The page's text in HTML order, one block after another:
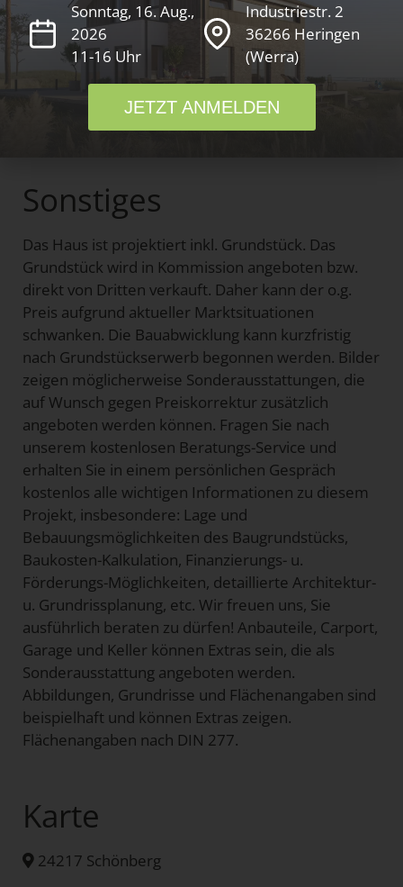
Alle Architekturbauteile ansehen
Sonstiges
Das Haus ist projektiert inkl. Grundstück. Das
Grundstück wird in Kommission angeboten bzw.
direkt von Dritten verkauft. Daher kann der o.g.
Preis aufgrund aktueller Marktsituationen
schwanken. Die Bauabwicklung kann kurzfristig
nach Grundstückserwerb begonnen werden. Bilder
zeigen möglicherweise Sonderausstattungen, die
auf Wunsch gegen Preiskorrektur zusätzlich
angeboten werden können. Fragen Sie nach
unserem kostenlosen Beratungs-Service und
erhalten Sie in einem persönlichen Gespräch
kostenlos alle wichtigen Informationen zu diesem
Projekt, insbesondere: Lage und
Bebauungsmöglichkeiten des Baugrundstücks,
Baukosten-Kalkulation, Finanzierungs- u.
Förderungs-Möglichkeiten, detaillierte Architektur-
u. Grundrissplanung, etc. Wir freuen uns, Sie
ausführlich beraten zu dürfen! Anbauteile, Carport,
Garage und Keller können Extras sein, die als
Sonderausstattung angeboten werden.
Abbildungen, Grundrisse und Flächenangaben sind
beispielhaft und können Extras zeigen.
Flächenangaben nach DIN 277.
Karte
24217 Schönberg
Sonntag, 16. Aug.,
2026
11-16 Uhr
Industriestr. 2
36266 Heringen
(Werra)
JETZT ANMELDEN